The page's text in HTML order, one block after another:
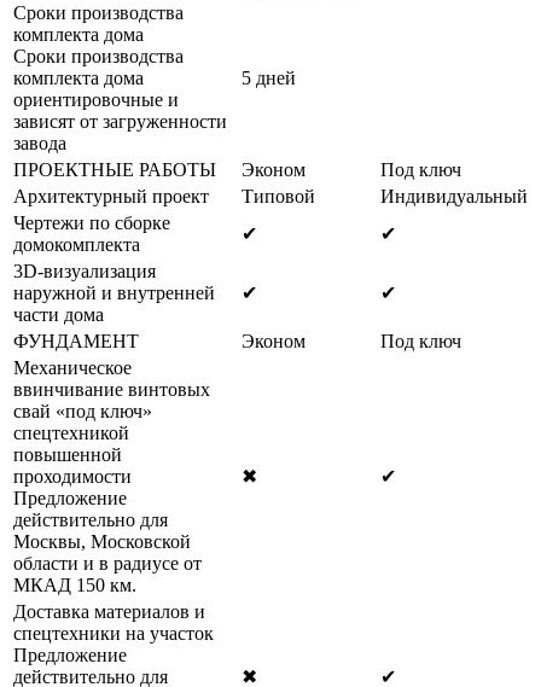
Сроки производства
комплекта дома
Сроки производства
комплекта дома
ориентировочные и
зависят от загруженности
завода
5 дней
ПРОЕКТНЫЕ РАБОТЫ Эконом
Под ключ
Архитектурный проект
Типовой
Индивидуальный
Чертежи по сборке
домокомплекта
✔
✔
3D-визуализация
наружной и внутренней
части дома
✔ ✔
ФУНДАМЕНТ Эконом
Под ключ
Механическое
ввинчивание винтовых
свай «под ключ»
спецтехникой
повышенной
проходимости
Предложение
действительно для
Москвы, Московской
области и в радиусе от
МКАД 150 км.
✖ ✔
Доставка материалов и
спецтехники на участок
Предложение
действительно для
✖ ✔